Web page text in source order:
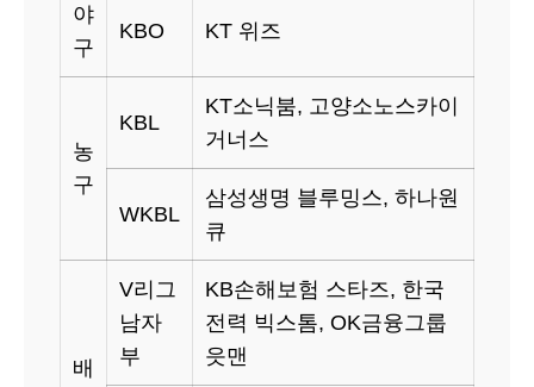
야
구
KBO KT 위즈
농
구
KBL
KT소닉붐, 고양소노스카이
거너스
WKBL
삼성생명 블루밍스, 하나원
큐
배
V리그
남자
부
KB손해보험 스타즈, 한국
전력 빅스톰, OK금융그룹
읏맨